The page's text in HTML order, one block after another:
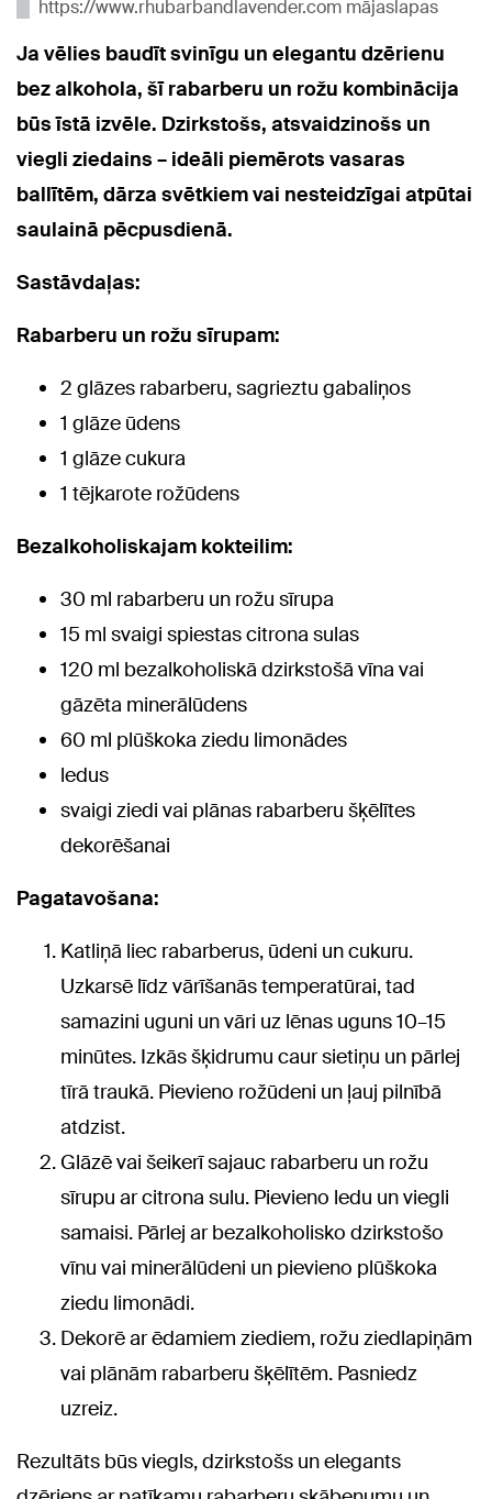
https://www.rhubarbandlavender.com mājaslapas
Ja vēlies baudīt svinīgu un elegantu dzērienu
bez alkohola, šī rabarberu un rožu kombinācija
būs īstā izvēle. Dzirkstošs, atsvaidzinošs un
viegli ziedains – ideāli piemērots vasaras
ballītēm, dārza svētkiem vai nesteidzīgai atpūtai
saulainā pēcpusdienā.
Sastāvdaļas:
Rabarberu un rožu sīrupam:
2 glāzes rabarberu, sagrieztu gabaliņos
1 glāze ūdens
1 glāze cukura
1 tējkarote rožūdens
Bezalkoholiskajam kokteilim:
30 ml rabarberu un rožu sīrupa
15 ml svaigi spiestas citrona sulas
120 ml bezalkoholiskā dzirkstošā vīna vai
gāzēta minerālūdens
60 ml plūškoka ziedu limonādes
ledus
svaigi ziedi vai plānas rabarberu šķēlītes
dekorēšanai
Pagatavošana:
Katliņā liec rabarberus, ūdeni un cukuru.
Uzkarsē līdz vārīšanās temperatūrai, tad
samazini uguni un vāri uz lēnas uguns 10–15
minūtes. Izkās šķidrumu caur sietiņu un pārlej
tīrā traukā. Pievieno rožūdeni un ļauj pilnībā
atdzist.
Glāzē vai šeikerī sajauc rabarberu un rožu
sīrupu ar citrona sulu. Pievieno ledu un viegli
samaisi. Pārlej ar bezalkoholisko dzirkstošo
vīnu vai minerālūdeni un pievieno plūškoka
ziedu limonādi.
Dekorē ar ēdamiem ziediem, rožu ziedlapiņām
vai plānām rabarberu šķēlītēm. Pasniedz
uzreiz.
Rezultāts būs viegls, dzirkstošs un elegants